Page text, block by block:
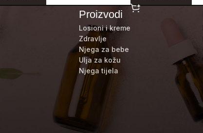
Proizvodi
Losioni i kreme
Zdravlje
Njega za bebe
Ulja za kožu
Njega tijela